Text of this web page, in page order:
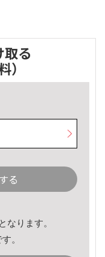
取る
）
る
なります。
。